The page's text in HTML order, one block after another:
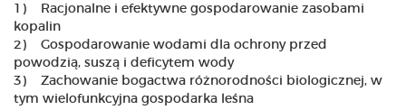
1) Racjonalne i efektywne gospodarowanie zasobami
kopalin
2) Gospodarowanie wodami dla ochrony przed
powodzią, suszą i deficytem wody
3) Zachowanie bogactwa różnorodności biologicznej, w
tym wielofunkcyjna gospodarka leśna